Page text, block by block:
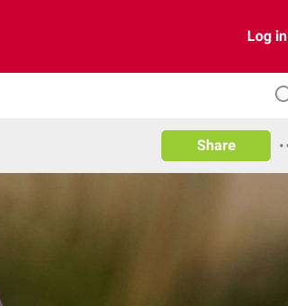
Log in
Share